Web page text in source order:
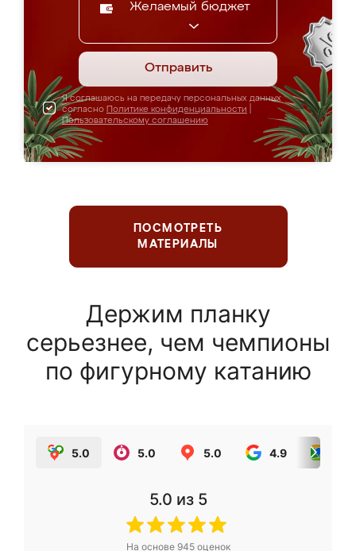
Желаемый бюджет
Отправить
Я соглашаюсь на передачу персональных данных
согласно Политике конфиденциальности
Пользовательскому соглашению
ПОСМОТРЕТЬ
МАТЕРИАЛЫ
Держим планку
серьезнее, чем чемпионы
по фигурному катанию
5.0 5.0 5.0 4.9
5.0 из 5
На основе 945оценок